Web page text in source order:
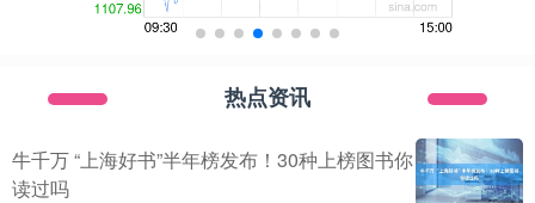
热点资讯
牛千万 “上海好书”半年榜发布！30种上榜图书你
读过吗